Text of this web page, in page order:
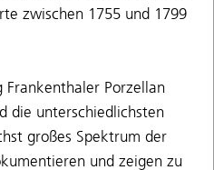
zwischen 1755 und 1799
Frankenthaler Porzellan
die unterschiedlichsten
großes Spektrum der
und zeigen zu